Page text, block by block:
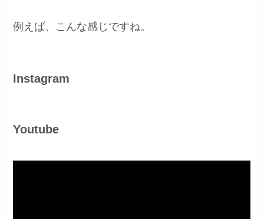
例えば、こんな感じですね。
Instagram
Youtube